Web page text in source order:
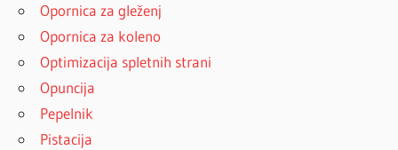
Opornica za gleženj
Opornica za koleno
Optimizacija spletnih strani
Opuncija
Pepelnik
Pistacija